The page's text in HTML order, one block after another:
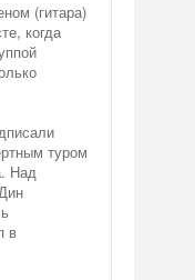
(гитара)
когда
туром
Над
в